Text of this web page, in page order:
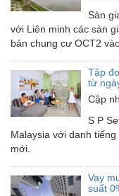
Thiết bị công trình
Thiết bị giáo dục
Thiết bị khác
Thiết bị làm sạch
Thiết bị sơn - Sơn
Thiết bị nhà bếp
Thiết bị nhiệt
Sàn
với Liên minh các sàn
bán chung cư OCT2
Tập
từ
Cập
S P
Malaysia với danh
mới.
Vay
suất